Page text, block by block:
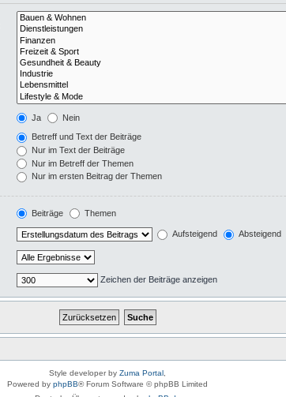
Ja Nein
Betreff und Text der Beiträge
Nur im Text der Beiträge
Nur im Betreff der Themen
Nur im ersten Beitrag der Themen
Beiträge Themen
Aufsteigend Absteigend
Zeichen der Beiträge anzeigen
Style developer by Zuma Portal ,
Powered by phpBB® Forum Software © phpBB Limited